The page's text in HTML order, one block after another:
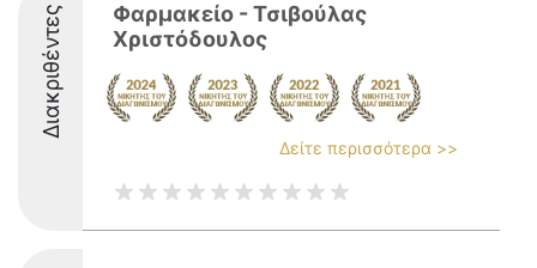
Διακριθέντες
Φαρμακείο - Τσιβούλας
Χριστόδουλος
Δείτε περισσότερα >>